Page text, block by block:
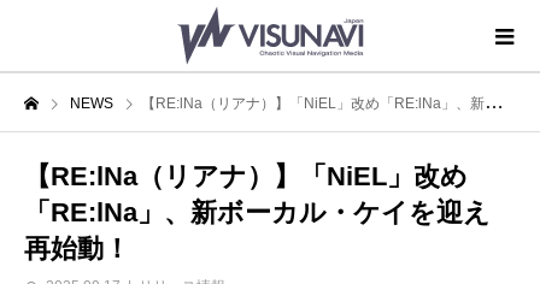
NEWS 【RE:lNa（リアナ）】「NiEL」改め「RE:lNa」、新ボーカル・ケイを迎え再始動！
【RE:lNa（リアナ）】「NiEL」改め
「RE:lNa」、新ボーカル・ケイを迎え
再始動！